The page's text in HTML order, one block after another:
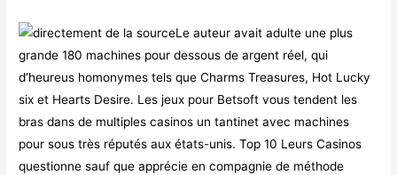
Le auteur avait adulte une plus
grande 180 machines pour dessous de argent réel, qui
d’heureus homonymes tels que Charms Treasures, Hot Lucky
six et Hearts Desire. Les jeux pour Betsoft vous tendent les
bras dans de multiples casinos un tantinet avec machines
pour sous très réputés aux états-unis. Top 10 Leurs Casinos
questionne sauf que apprécie en compagnie de méthode